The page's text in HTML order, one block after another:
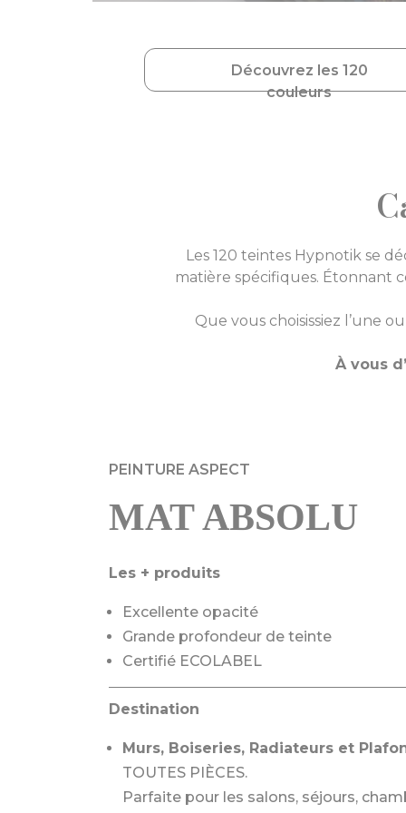
Découvrez les 120
couleurs
Les 120 teintes Hypnotik se
matière spécifiques. Étonnant
Que vous choisissiez l’une
À vous
PEINTURE ASPECT
MAT ABSOLU
Les + produits
Excellente opacité
Grande profondeur de teinte
Certifié ECOLABEL
Destination
Murs, Boiseries, Radiateurs et
TOUTES PIÈCES.
Parfaite pour les salons, séjours,